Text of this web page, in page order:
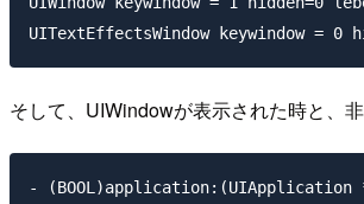
そして、UIWindowが表示された時と、
- (BOOL)application:(UIApplication